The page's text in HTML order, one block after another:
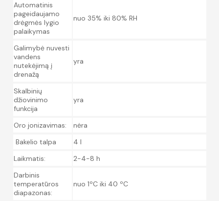
Automatinis
pageidaujamo
drėgmės lygio
palaikymas
nuo 35% iki 80% RH
Galimybė nuvesti
vandens
nutekėjimą į
drenažą
yra
Skalbinių
džiovinimo
funkcija
yra
Oro jonizavimas:
nėra
Bakelio talpa
4 l
Laikmatis:
2-4-8 h
Darbinis
temperatūros
diapazonas:
nuo 1ºC iki 40 ºC